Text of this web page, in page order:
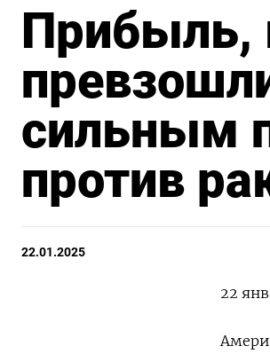
Прибыль,
сильным
против
22.01.2025
22